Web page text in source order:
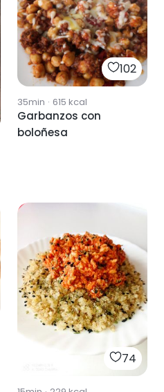
102
35min · 615 kcal
Garbanzos con
boloñesa
74